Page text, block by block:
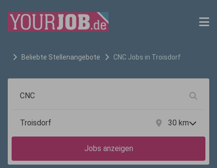
Beliebte Stellenangebote CNC Jobs in Troisdorf
30 km
Jobs anzeigen